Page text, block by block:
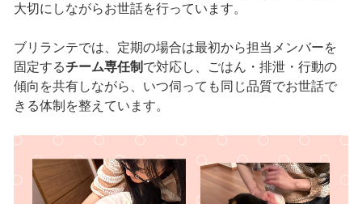
大切にしながらお世話を行っています。
ブリランテでは、定期の場合は最初から担当メンバーを
固定するチーム専任制 で対応し、ごはん・排泄・行動の
傾向を共有しながら、いつ伺っても同じ品質でお世話で
きる体制を整えています。